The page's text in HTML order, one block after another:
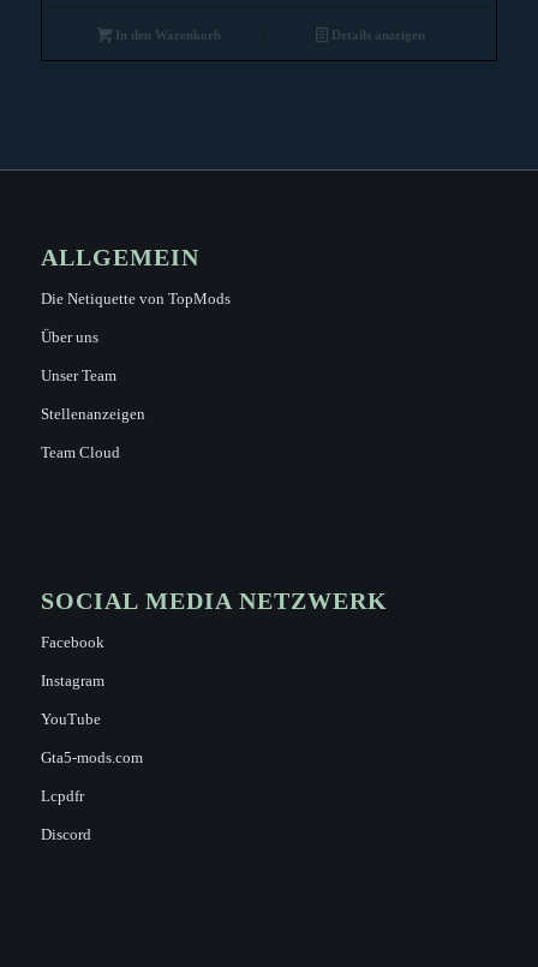
In den Warenkorb Details anzeigen
ALLGEMEIN
Die Netiquette von TopMods
Über uns
Unser Team
Stellenanzeigen
Team Cloud
SOCIAL MEDIA NETZWERK
Facebook
Instagram
YouTube
Gta5-mods.com
Lcpdfr
Discord